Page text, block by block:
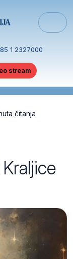
1 2327000
stream
čitanja